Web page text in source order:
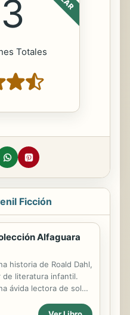
Totales
Ficción
Alfaguara
historia de Roald Dahl,
de literatura infantil.
ávida lectora de solo
menos sus